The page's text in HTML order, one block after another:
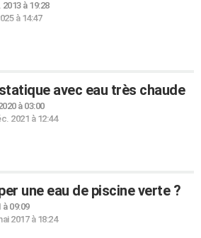
2013 à 19:28
à 14:47
avec eau très chaude
à 03:00
2021 à 12:44
une eau de piscine verte ?
à 09:09
2017 à 18:24